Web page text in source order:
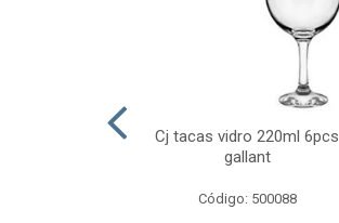
Cj tacas vidro 220ml 6pcs
gallant
Código: 500088